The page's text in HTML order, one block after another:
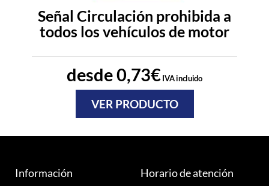
Señal Circulación prohibida a
todos los vehículos de motor
desde0,73€IVA incluido
VER PRODUCTO
Información Horario de atención